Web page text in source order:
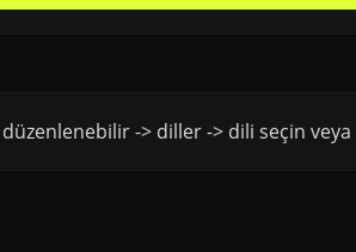
-> diller -> dili seçin